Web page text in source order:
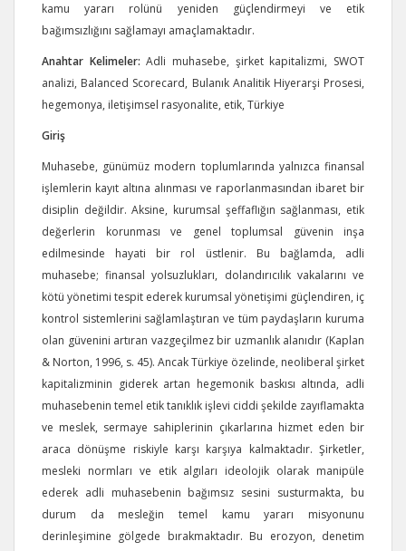
kamu yararı rolünü yeniden güçlendirmeyi ve etik
bağımsızlığını sağlamayı amaçlamaktadır.
Anahtar Kelimeler:Adli muhasebe, şirket kapitalizmi, SWOT
analizi, Balanced Scorecard, Bulanık Analitik Hiyerarşi Prosesi,
hegemonya, iletişimsel rasyonalite, etik, Türkiye
Giriş
Muhasebe, günümüz modern toplumlarında yalnızca finansal
işlemlerin kayıt altına alınması ve raporlanmasından ibaret bir
disiplin değildir. Aksine, kurumsal şeffaflığın sağlanması, etik
değerlerin korunması ve genel toplumsal güvenin inşa
edilmesinde hayati bir rol üstlenir. Bu bağlamda, adli
muhasebe; finansal yolsuzlukları, dolandırıcılık vakalarını ve
kötü yönetimi tespit ederek kurumsal yönetişimi güçlendiren, iç
kontrol sistemlerini sağlamlaştıran ve tüm paydaşların kuruma
olan güvenini artıran vazgeçilmez bir uzmanlık alanıdır (Kaplan
& Norton, 1996, s. 45). Ancak Türkiye özelinde, neoliberal şirket
kapitalizminin giderek artan hegemonik baskısı altında, adli
muhasebenin temel etik tanıklık işlevi ciddi şekilde zayıflamakta
ve meslek, sermaye sahiplerinin çıkarlarına hizmet eden bir
araca dönüşme riskiyle karşı karşıya kalmaktadır. Şirketler,
mesleki normları ve etik algıları ideolojik olarak manipüle
ederek adli muhasebenin bağımsız sesini susturmakta, bu
durum da mesleğin temel kamu yararı misyonunu
derinleşimine gölgede bırakmaktadır. Bu erozyon, denetim